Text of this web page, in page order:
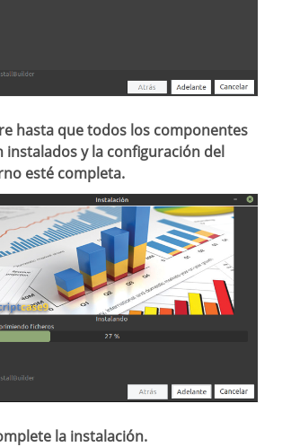
instalados y la configuración del
esté completa.
la instalación.